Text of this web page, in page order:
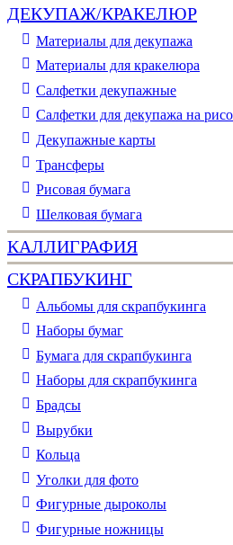
ДЕКУПАЖ/КРАКЕЛЮР
Материалы для декупажа
Материалы для кракелюра
Cалфетки декупажные
Салфетки для декупажа на
Декупажные карты
Трансферы
Рисовая бумага
Шелковая бумага
КАЛЛИГРАФИЯ
СКРАПБУКИНГ
Альбомы для скрапбукинга
Наборы бумаг
Бумага для скрапбукинга
Наборы для скрапбукинга
Брадсы
Вырубки
Кольца
Уголки для фото
Фигурные дыроколы
Фигурные ножницы